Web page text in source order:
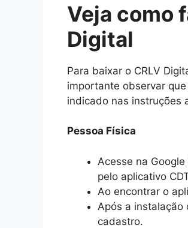
Veja como
Digital
Para baixar o CRLV
importante observar
indicado nas instruções
Pessoa Física
Acesse na
pelo aplicativo
Ao encontrar o
Após a instalação
cadastro.